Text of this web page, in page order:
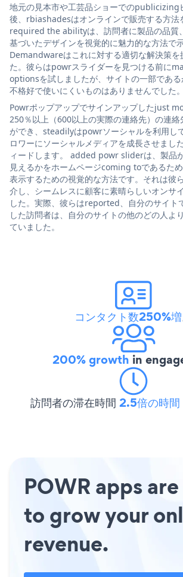
地元の見本市や工芸品ショーでのpublicizing
後、rbiashadesはオンラインで販売する方法
required the abilityは、訪問者に製品の品質
基づいたデザインを視覚的に魅力的な方法で
Demandwareはこれに対する適切な解決策を
た。彼らはpowrスライダーを見つける前に
optionsを試しましたが、サイトの一部である
不格好で使いにくいものはありませんでした。
Powrポップアップでサインアップしたjust
250％以上（600以上の実際の連絡先）の連
ができ、steadilyはpowrソーシャルを利用し
ロワーにソーシャルメディアを成長させまし
ィードします。 added powr sliderは、製品
見えるかをホームページcoming toであるた
表示するための視覚的な方法です。それは彼
介し、シームレスに顧客に素晴らしいオンサ
した。実際、彼らはreported、自分のサイト
した訪問者は、自分のサイトの他のどの人よ
ていました。
コンタクト数250%増
200% growth in
訪問者の滞在時間 2.5倍の時間
POWR apps
to grow your
revenue.